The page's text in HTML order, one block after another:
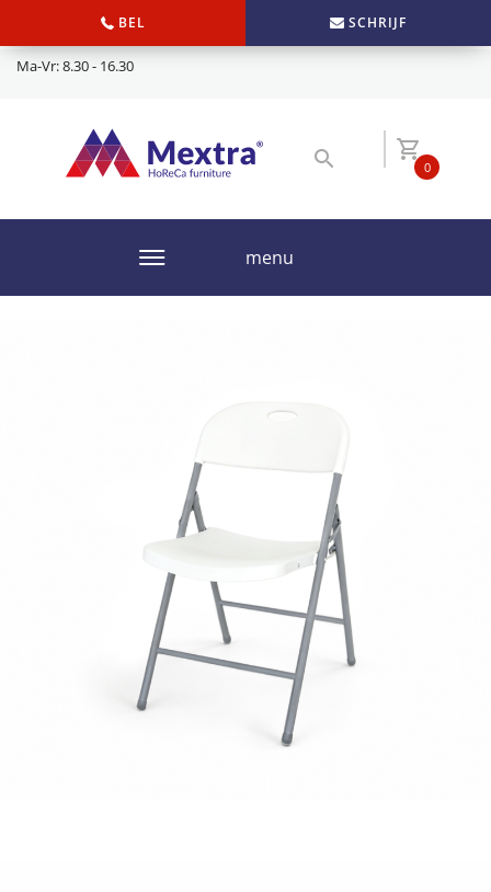
BEL SCHRIJF
Ma-Vr: 8.30 - 16.30
0
menu